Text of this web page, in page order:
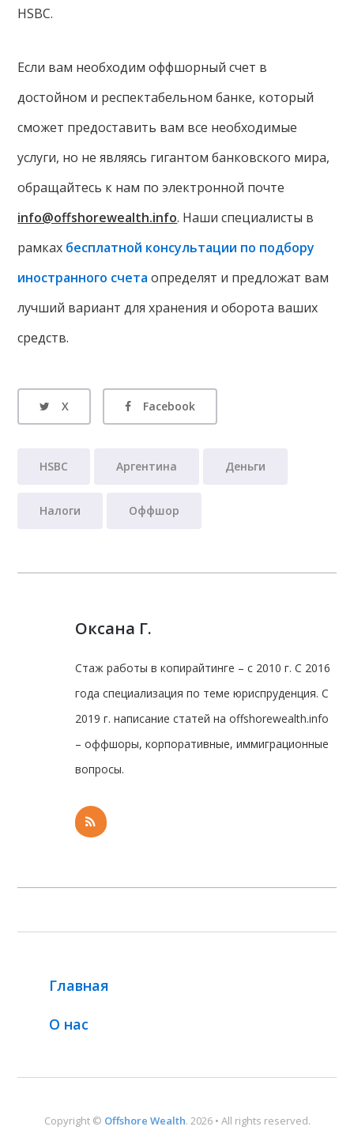
HSBC.
Если вам необходим оффшорный счет в
достойном и респектабельном банке, который
сможет предоставить вам все необходимые
услуги, но не являясь гигантом банковского мира,
обращайтесь к нам по электронной почте
info@offshorewealth.info. Наши специалисты в
рамках бесплатной консультации по подбору
иностранного счета определят и предложат вам
лучший вариант для хранения и оборота ваших
средств.
X Facebook
HSBC Аргентина Деньги
Налоги Оффшор
Оксана Г.
Стаж работы в копирайтинге – с 2010 г. С 2016
года специализация по теме юриспруденция. С
2019 г. написание статей на offshorewealth.info
– оффшоры, корпоративные, иммиграционные
вопросы.
Главная
О нас
Copyright © Offshore Wealth. 2026 • All rights reserved.